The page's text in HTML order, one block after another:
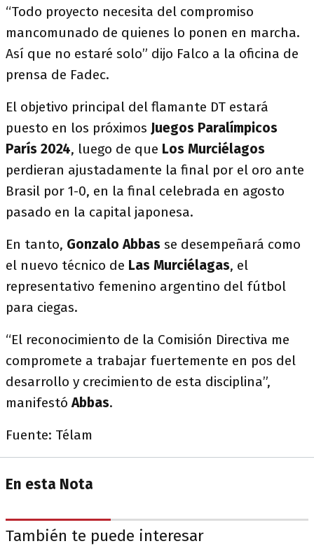
“Todo proyecto necesita del compromiso
mancomunado de quienes lo ponen en marcha.
Así que no estaré solo” dijo Falco a la oficina de
prensa de Fadec.
El objetivo principal del flamante DT estará
puesto en los próximos Juegos Paralímpicos
París 2024, luego de que Los Murciélagos
perdieran ajustadamente la final por el oro ante
Brasil por 1-0, en la final celebrada en agosto
pasado en la capital japonesa.
En tanto, Gonzalo Abbas se desempeñará como
el nuevo técnico de Las Murciélagas, el
representativo femenino argentino del fútbol
para ciegas.
“El reconocimiento de la Comisión Directiva me
compromete a trabajar fuertemente en pos del
desarrollo y crecimiento de esta disciplina”,
manifestóAbbas.
Fuente: Télam
En esta Nota
También te puede interesar